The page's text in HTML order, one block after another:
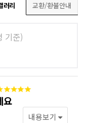
러리 교환/환불안내
기준)
요
내용보기